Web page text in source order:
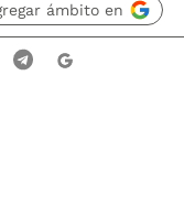
ámbito en